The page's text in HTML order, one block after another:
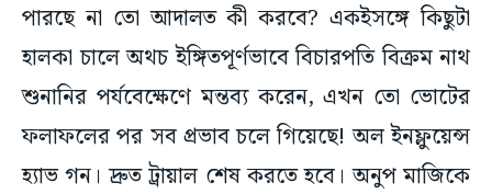
পারছে না তো আদালত কী করবে? একইসঙ্গে কিছুটা
হালকা চালে অথচ ইঙ্গিতপূর্ণভাবে বিচারপতি বিক্রম নাথ
শুনানির পর্যবেক্ষেণে মন্তব্য করেন, এখন তো ভোটের
ফলাফলের পর সব প্রভাব চলে গিয়েছে! অল ইনফ্লুয়েন্স
হ্যাভ গন। দ্রুত ট্রায়াল শেষ করতে হবে। অনুপ মাজিকে